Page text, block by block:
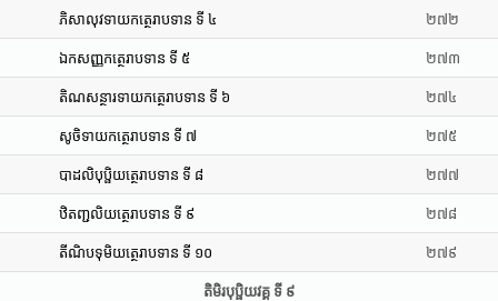
ភិសាលុវទាយកត្ថេរាបទាន ទី ៤ ២៧២
ឯកសញ្ញកត្ថេរាបទាន ទី ៥ ២៧៣
តិណសន្ថារទាយកត្ថេរាបទាន ទី ៦ ២៧៤
សូចិទាយកត្ថេរាបទាន ទី ៧ ២៧៥
បាដលិបុប្ផិយត្ថេរាបទាន ទី ៨ ២៧៧
ឋិតញ្ជលិយត្ថេរាបទាន ទី ៩ ២៧៨
តីណិបទុមិយត្ថេរាបទាន ទី ១០ ២៧៩
តិមិរបុប្ផិយវគ្គ ទី ៩